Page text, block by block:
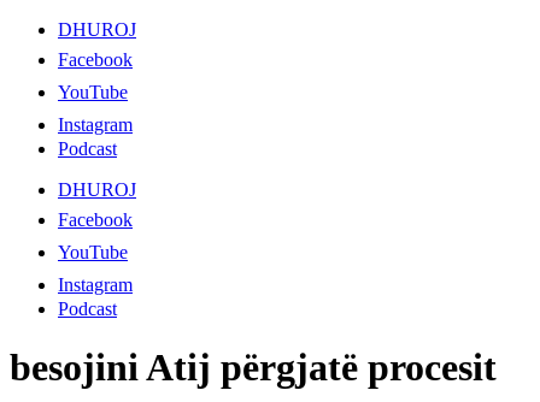
DHUROJ
Facebook
YouTube
Instagram
Podcast
DHUROJ
Facebook
YouTube
Instagram
Podcast
besojini Atij përgjatë procesit